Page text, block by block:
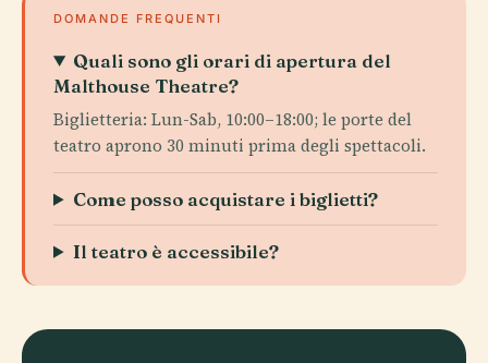
DOMANDE FREQUENTI
Quali sono gli orari di apertura del
Malthouse Theatre?
Biglietteria: Lun-Sab, 10:00–18:00; le porte del
teatro aprono 30 minuti prima degli spettacoli.
Come posso acquistare i biglietti?
Il teatro è accessibile?